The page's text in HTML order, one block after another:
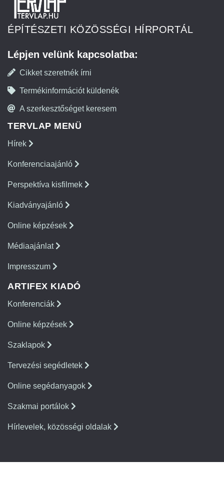
ÉPÍTÉSZETI KÖZÖSSÉGI HÍRPORTÁL
Lépjen velünk kapcsolatba:
Cikket szeretnék írni
Termékinformációt küldenék
A szerkesztőséget keresem
TERVLAP MENÜ
Hírek
Konferenciaajánló
Perspektíva kisfilmek
Kiadványajánló
Online képzések
Médiaajánlat
Impresszum
ARTIFEX KIADÓ
Konferenciák
Online képzések
Szaklapok
Tervezési segédletek
Online segédanyagok
Szakmai portálok
Hírlevelek, közösségi oldalak